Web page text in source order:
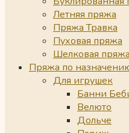
Летняя пряжа
Пряжа Травка
Пуховая пряжа
Шелковая пряжа
Пряжа по
Для игрушек
Банни
Велюто
Дольче